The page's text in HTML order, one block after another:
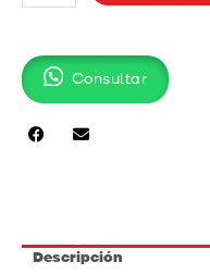
DRILL
cantidad
Consultar
Descripción